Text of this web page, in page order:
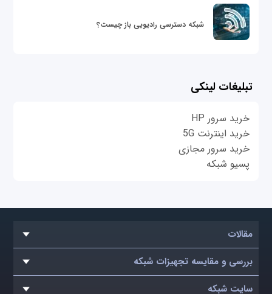
شبکه دسترسی رادیویی باز چیست؟
تبلیغات لینکی
خرید سرور HP
خرید اینترنت 5G
خرید سرور مجازی
پسیو شبکه
مقالات
بررسی و مقایسه تجهیزات شبکه
سایت شبکه